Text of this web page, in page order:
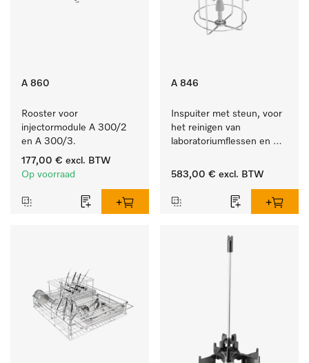
A 860
Rooster voor
injectormodule A 300/2
en A 300/3.
177,00 € excl. BTW
Op voorraad
A 846
Inspuiter met steun, voor
het reinigen van
laboratoriumflessen en
583,00 € excl. BTW